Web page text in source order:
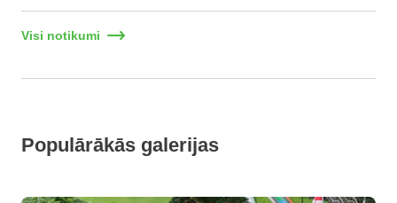
Visi notikumi
Populārākās galerijas